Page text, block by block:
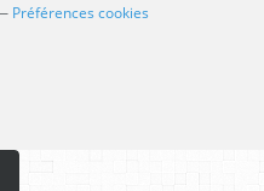
Préférences cookies